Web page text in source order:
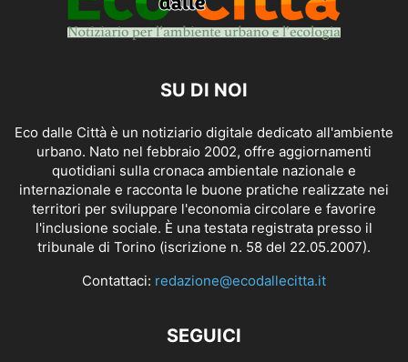
SU DI NOI
Eco dalle Città è un notiziario digitale dedicato all'ambiente
urbano. Nato nel febbraio 2002, offre aggiornamenti
quotidiani sulla cronaca ambientale nazionale e
internazionale e racconta le buone pratiche realizzate nei
territori per sviluppare l'economia circolare e favorire
l'inclusione sociale. È una testata registrata presso il
tribunale di Torino (iscrizione n. 58 del 22.05.2007).
Contattaci: redazione@ecodallecitta.it
SEGUICI